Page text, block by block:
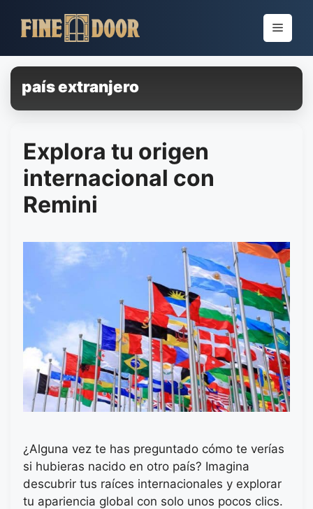
para
conteúdo
Menu
país extranjero
Explora tu origen
internacional con
Remini
¿Alguna vez te has preguntado cómo te verías
si hubieras nacido en otro país? Imagina
descubrir tus raíces internacionales y explorar
tu apariencia global con solo unos pocos clics.